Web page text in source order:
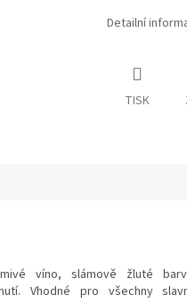
Detailní
TISK
víno, slámově žluté
Vhodné pro všechny